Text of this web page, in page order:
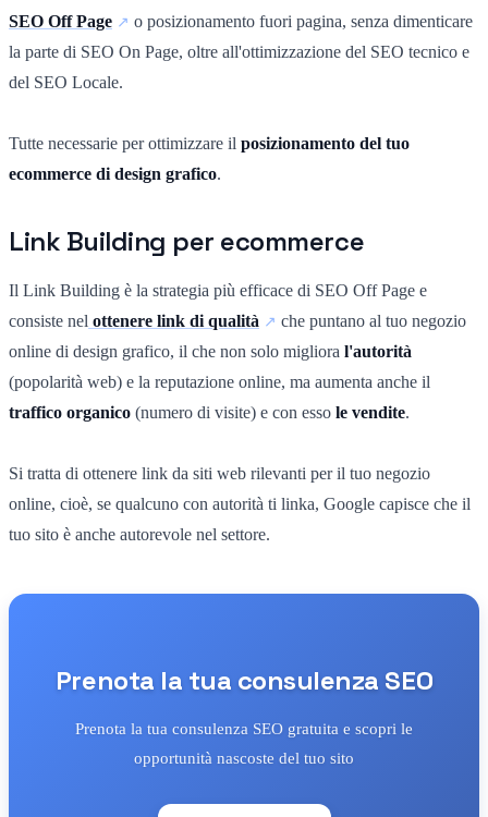
SEO Off Page
o posizionamento fuori pagina, senza dimenticare
la parte di SEO On Page, oltre all'ottimizzazione del SEO tecnico e
del SEO Locale.
Tutte necessarie per ottimizzare il posizionamento del tuo
ecommerce di design grafico.
Link Building per ecommerce
Il Link Building è la strategia più efficace di SEO Off Page e
consiste nel ottenere link di qualità
che puntano al tuo negozio
online di design grafico, il che non solo migliora l'autorità
(popolarità web) e la reputazione online, ma aumenta anche il
traffico organico (numero di visite) e con esso le vendite.
Si tratta di ottenere link da siti web rilevanti per il tuo negozio
online, cioè, se qualcuno con autorità ti linka, Google capisce che il
tuo sito è anche autorevole nel settore.
Prenota la tua consulenza SEO
Prenota la tua consulenza SEO gratuita e scopri le
opportunità nascoste del tuo sito